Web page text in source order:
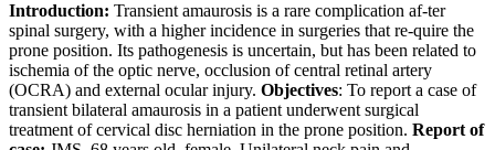
Introduction: Transient amaurosis is a rare complication af-ter
spinal surgery, with a higher incidence in surgeries that re-quire the
prone position. Its pathogenesis is uncertain, but has been related to
ischemia of the optic nerve, occlusion of central retinal artery
(OCRA) and external ocular injury. Objectives: To report a case of
transient bilateral amaurosis in a patient underwent surgical
treatment of cervical disc herniation in the prone position. Report of